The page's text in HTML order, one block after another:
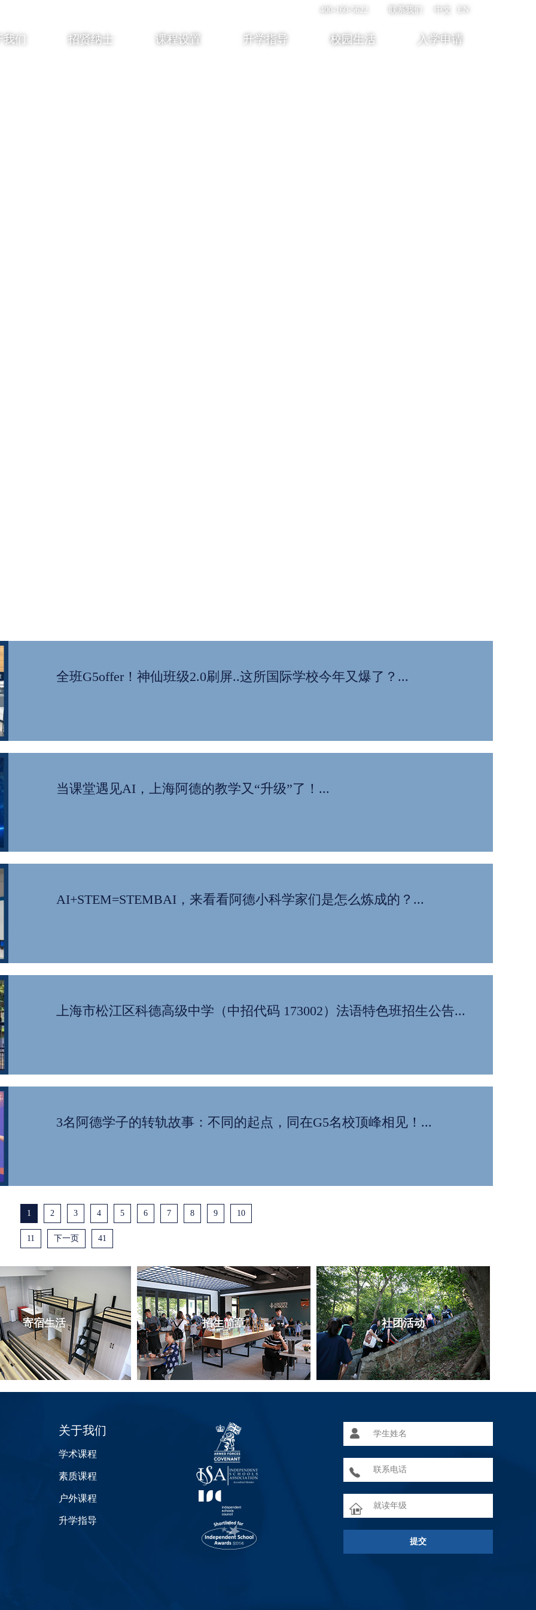
EN
中文
联系我们
400-160-5622
们 招贤纳士 课程设置 升学指导 校园生活 入学申请
全班G5offer！神仙班级2.0刷屏..这所国际学校今年又爆了？...
当课堂遇见AI，上海阿德的教学又“升级”了！...
AI+STEM=STEMBAI，来看看阿德小科学家们是怎么炼成的？...
上海市松江区科德高级中学（中招代码 173002）法语特色班招生公告...
3名阿德学子的转轨故事：不同的起点，同在G5名校顶峰相见！...
1 2 3 4 5 6 7 8 9 10
11 下一页 41
寄宿生活 招生简章 社团活动
关于我们
学术课程
素质课程
户外课程
升学指导